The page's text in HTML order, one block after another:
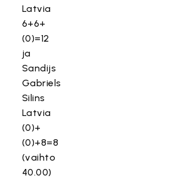
Latvia
6+6+
(0)=12
ja
Sandijs
Gabriels
Silins
Latvia
(0)+
(0)+8=8
(vaihto
40.00)